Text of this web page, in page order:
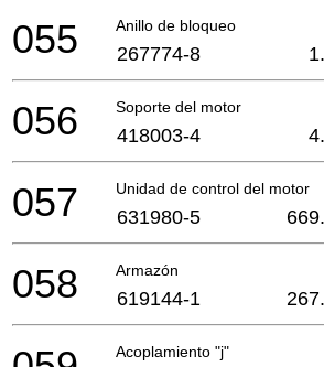
Anillo de bloqueo
055 267774-8
Soporte del motor
056 418003-4
Unidad de control del motor
057 631980-5
Armazón
058 619144-1
Acoplamiento "j"